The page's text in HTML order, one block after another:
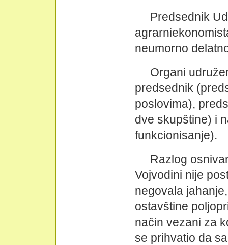
Predsednik
neumorno
Organi
predsednik
poslovima),
dve skupštine) i
funkcionisanje).
Razlog
Vojvodini nije
negovala
ostavštine
način vezani za
se prihvatio da